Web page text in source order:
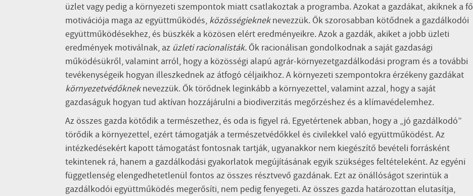
üzlet vagy pedig a környezeti szempontok miatt csatlakoztak a programba. Azokat a gazdákat, akiknek a fő
motivációja maga az együttműködés, közösségiekneknevezzük. Ők szorosabban kötődnek a gazdálkodói
együttműködésekhez, és büszkék a közösen elért eredményeikre. Azok a gazdák, akiket a jobb üzleti
eredmények motiválnak, az üzleti racionalisták. Ők racionálisan gondolkodnak a saját gazdasági
működésükről, valamint arról, hogy a közösségi alapú agrár-környezetgazdálkodási program és a további
tevékenységeik hogyan illeszkednek az átfogó céljaikhoz. A környezeti szempontokra érzékeny gazdákat
környezetvédőkneknevezzük. Ők törődnek leginkább a környezettel, valamint azzal, hogy a saját
gazdaságuk hogyan tud aktívan hozzájárulni a biodiverzitás megőrzéshez és a klímavédelemhez.
Az összes gazda kötődik a természethez, és oda is figyel rá. Egyetértenek abban, hogy a „jó gazdálkodó”
törődik a környezettel, ezért támogatják a természetvédőkkel és civilekkel való együttműködést. Az
intézkedésekért kapott támogatást fontosnak tartják, ugyanakkor nem kiegészítő bevételi forrásként
tekintenek rá, hanem a gazdálkodási gyakorlatok megújításának egyik szükséges feltételeként. Az egyéni
függetlenség elengedhetetlenül fontos az összes résztvevő gazdának. Ezt az önállóságot szerintük a
gazdálkodói együttműködés megerősíti, nem pedig fenyegeti. Az összes gazda határozottan elutasítja,